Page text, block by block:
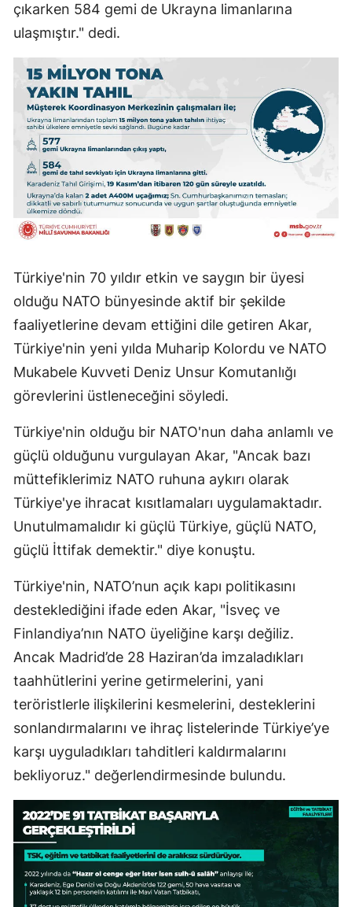
çıkarken 584 gemi de Ukrayna limanlarına
ulaşmıştır." dedi.
Türkiye'nin 70 yıldır etkin ve saygın bir üyesi
olduğu NATO bünyesinde aktif bir şekilde
faaliyetlerine devam ettiğini dile getiren Akar,
Türkiye'nin yeni yılda Muharip Kolordu ve NATO
Mukabele Kuvveti Deniz Unsur Komutanlığı
görevlerini üstleneceğini söyledi.
Türkiye'nin olduğu bir NATO'nun daha anlamlı ve
güçlü olduğunu vurgulayan Akar, "Ancak bazı
müttefiklerimiz NATO ruhuna aykırı olarak
Türkiye'ye ihracat kısıtlamaları uygulamaktadır.
Unutulmamalıdır ki güçlü Türkiye, güçlü NATO,
güçlü İttifak demektir." diye konuştu.
Türkiye'nin, NATO’nun açık kapı politikasını
desteklediğini ifade eden Akar, "İsveç ve
Finlandiya’nın NATO üyeliğine karşı değiliz.
Ancak Madrid’de 28 Haziran’da imzaladıkları
taahhütlerini yerine getirmelerini, yani
teröristlerle ilişkilerini kesmelerini, desteklerini
sonlandırmalarını ve ihraç listelerinde Türkiye’ye
karşı uyguladıkları tahditleri kaldırmalarını
bekliyoruz." değerlendirmesinde bulundu.